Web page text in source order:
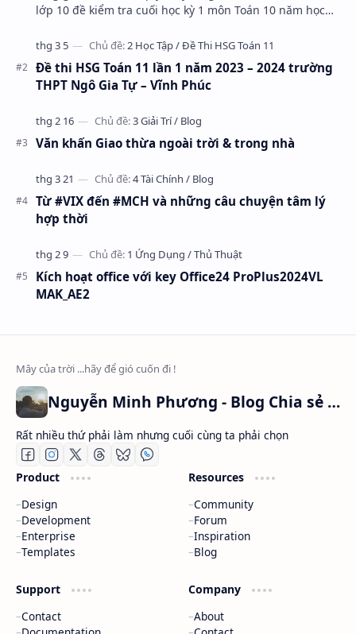
lớp 10 đề kiểm tra cuối học kỳ 1 môn Toán 10 năm học
Đề thi HSG Toán 11 lần 1 năm 2023 – 2024 trường
THPT Ngô Gia Tự – Vĩnh Phúc
Văn khấn Giao thừa ngoài trời & trong nhà
Từ #VIX đến #MCH và những câu chuyện tâm lý
hợp thời
Kích hoạt office với key Office24 ProPlus2024VL
MAK_AE2
Nguyễn Minh Phương - Blog Chia sẻ Kiến thức Chứng khoán & Tài liệu Toán học
Rất nhiều thứ phải làm nhưng cuối cùng ta phải chọn
Product
Design
Development
Enterprise
Templates
Resources
Community
Forum
Inspiration
Blog
Support
Contact
Company
About